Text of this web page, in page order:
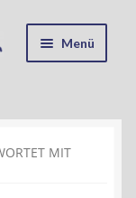
Menü
MIT